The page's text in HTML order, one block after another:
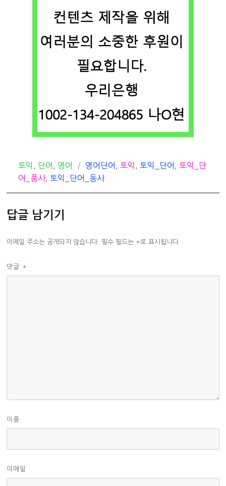
카
테
토익 , 단어 , 영어
태
그
영어단어 , 토익 , 토익_단어 , 토익_단
어_품사, 토익_단어_동사
답글 남기기
이메일 주소는 공개되지 않습니다. 필수 필드는 *로 표시됩니다
댓글 *
이름
이메일